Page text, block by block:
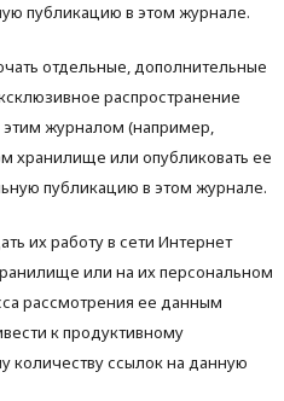
публикацию в этом журнале.
отдельные, дополнительные
распространение
этим журналом (например,
хранилище или опубликовать ее
публикацию в этом журнале.
их работу в сети Интернет
или на их персональном
рассмотрения ее данным
к продуктивному
количеству ссылок на данную